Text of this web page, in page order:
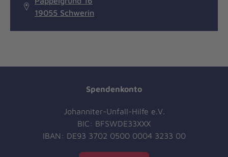
19055 Schwerin
Spendenkonto
Johanniter-Unfall-Hilfe e.V.
BIC: BFSWDE33XXX
IBAN: DE93 3702 0500 0004 3233 00